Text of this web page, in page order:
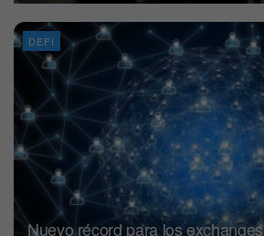
DEFI
Nuevo récord para los exchanges